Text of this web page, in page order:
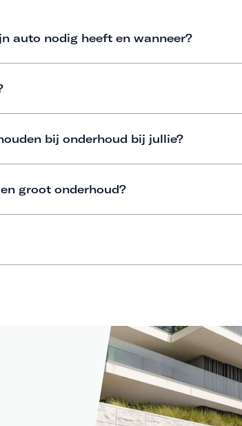
auto nodig heeft en wanneer?
bij onderhoud bij jullie?
groot onderhoud?